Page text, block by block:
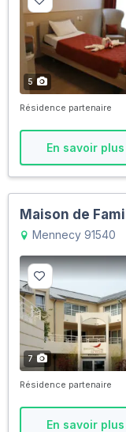
5
Résidence partenaire
En savoir plus
Maison de
Mennecy 91540
7
Résidence partenaire
En savoir plus